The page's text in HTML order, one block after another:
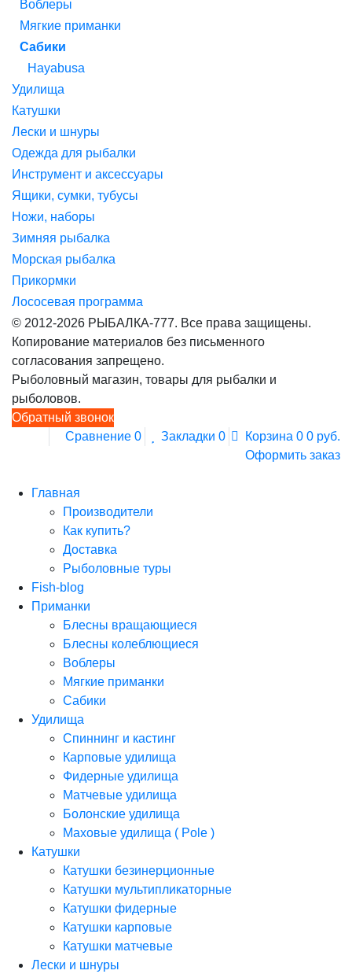
Воблеры
Мягкие приманки
Сабики
Hayabusa
Удилища
Катушки
Лески и шнуры
Одежда для рыбалки
Инструмент и аксессуары
Ящики, сумки, тубусы
Ножи, наборы
Зимняя рыбалка
Морская рыбалка
Прикормки
Лососевая программа
© 2012-2026 РЫБАЛКА-777. Все права защищены.
Копирование материалов без письменного
согласования запрещено.
Рыболовный магазин, товары для рыбалки и
рыболовов.
Обратный звонок
Сравнение 0 Закладки 0 Корзина 0 0 руб.
Оформить заказ
Главная
Производители
Как купить?
Доставка
Рыболовные туры
Fish-blog
Приманки
Блесны вращающиеся
Блесны колеблющиеся
Воблеры
Мягкие приманки
Сабики
Удилища
Спиннинг и кастинг
Карповые удилища
Фидерные удилища
Матчевые удилища
Болонские удилища
Маховые удилища ( Pole )
Катушки
Катушки безинерционные
Катушки мультипликаторные
Катушки фидерные
Катушки карповые
Катушки матчевые
Лески и шнуры